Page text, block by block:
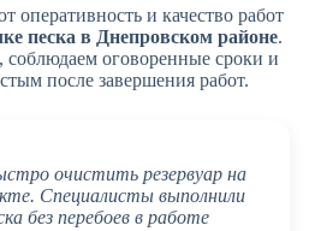
оперативность и качество работ
песка в Днепровском районе.
оговоренные сроки и
после завершения работ.
очистить резервуар на
Специалисты выполнили
без перебоев в работе